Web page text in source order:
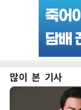
많이 본 기사